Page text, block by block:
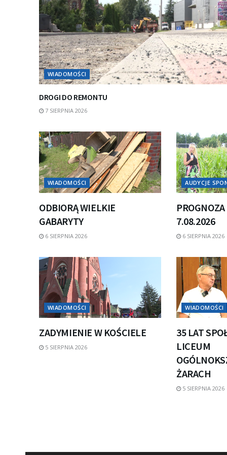
WIADOMOŚCI
DROGI DO REMONTU
7 SIERPNIA 2026
WIADOMOŚCI
ODBIORĄ WIELKIE
GABARYTY
6 SIERPNIA 2026
AUDYCJE
7.08.2026
6 SIERPNIA 2026
WIADOMOŚCI
ZADYMIENIE W KOŚCIELE
5 SIERPNIA 2026
WIADOMOŚCI
35 LAT
LICEUM
ŻARACH
5 SIERPNIA 2026